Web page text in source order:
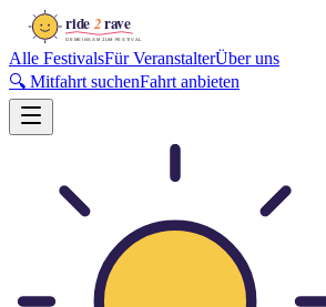
Alle FestivalsFür VeranstalterÜber uns
🔍 Mitfahrt suchenFahrt anbieten